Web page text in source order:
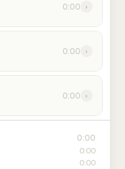
0:00 ›
0:00 ›
0:00 ›
0:00
0:00
0:00